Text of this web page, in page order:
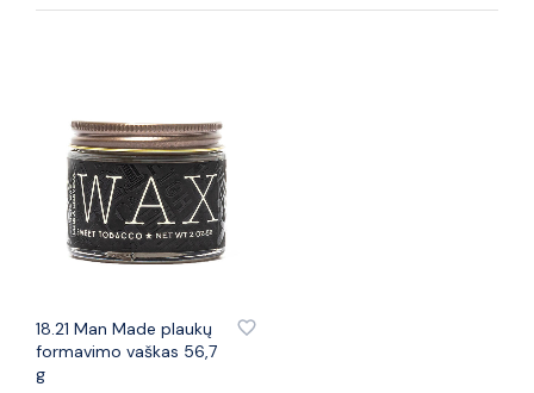
18.21 Man Made plaukų
formavimo vaškas 56,7
g